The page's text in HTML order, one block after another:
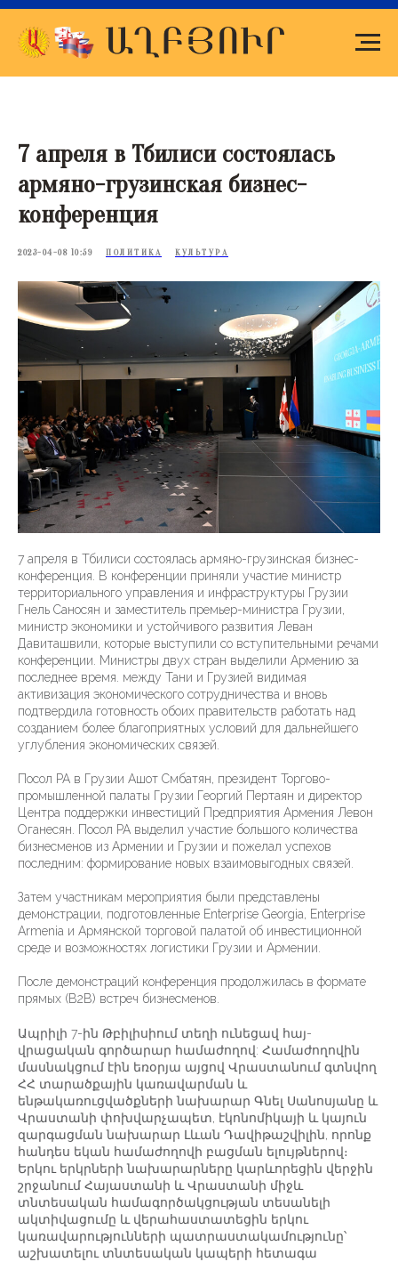
7 апреля в Тбилиси состоялась
армяно-грузинская бизнес-
конференция
2023-04-08 10:59 ПОЛИТИКА КУЛЬТУРА
7 апреля в Тбилиси состоялась армяно-грузинская бизнес-
конференция. В конференции приняли участие министр
территориального управления и инфраструктуры Грузии
Гнель Саносян и заместитель премьер-министра Грузии,
министр экономики и устойчивого развития Леван
Давиташвили, которые выступили со вступительными речами
конференции. Министры двух стран выделили Армению за
последнее время. между Тани и Грузией видимая
активизация экономического сотрудничества и вновь
подтвердила готовность обоих правительств работать над
созданием более благоприятных условий для дальнейшего
углубления экономических связей.
Посол РА в Грузии Ашот Смбатян, президент Торгово-
промышленной палаты Грузии Георгий Пертаян и директор
Центра поддержки инвестиций Предприятия Армения Левон
Оганесян. Посол РА выделил участие большого количества
бизнесменов из Армении и Грузии и пожелал успехов
последним: формирование новых взаимовыгодных связей.
Затем участникам мероприятия были представлены
демонстрации, подготовленные Enterprise Georgia, Enterprise
Armenia и Армянской торговой палатой об инвестиционной
среде и возможностях логистики Грузии и Армении.
После демонстраций конференция продолжилась в формате
прямых (В2В) встреч бизнесменов.
Ապրիլի 7-ին Թբիլիսիում տեղի ունեցավ հայ-
վրացական գործարար համաժողով: Համաժողովին
մասնակցում էին եռօրյա այցով Վրաստանում գտնվող
ՀՀ տարածքային կառավարման և
ենթակառուցվածքների նախարար Գնել Սանոսյանը և
Վրաստանի փոխվարչապետ, էկոնոմիկայի և կայուն
զարգացման նախարար Լևան Դավիթաշվիլին, որոնք
հանդես եկան համաժողովի բացման ելույթներով։
Երկու երկրների նախարարները կարևորեցին վերջին
շրջանում Հայաստանի և Վրաստանի միջև
տնտեսական համագործակցության տեսանելի
ակտիվացումը և վերահաստատեցին երկու
կառավարությունների պատրաստակամությունը՝
աշխատելու տնտեսական կապերի հետագա